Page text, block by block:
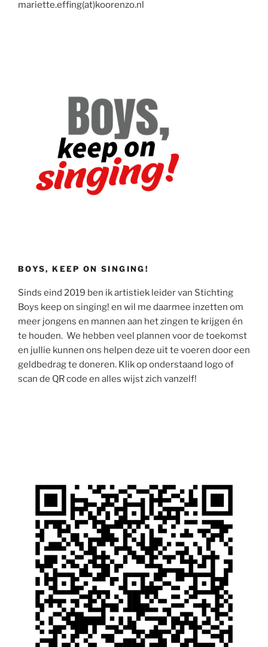
mariette.effing(at)koorenzo.nl
BOYS, KEEP ON SINGING!
Sinds eind 2019 ben ik artistiek leider van Stichting
Boys keep on singing! en wil me daarmee inzetten om
meer jongens en mannen aan het zingen te krijgen én
te houden. We hebben veel plannen voor de toekomst
en jullie kunnen ons helpen deze uit te voeren door een
geldbedrag te doneren. Klik op onderstaand logo of
scan de QR code en alles wijst zich vanzelf!